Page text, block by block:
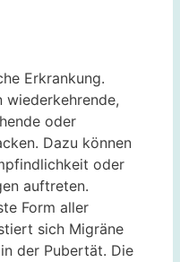
Erkrankung.
wiederkehrende,
oder
Dazu können
oder
auftreten.
Form aller
sich Migräne
der Pubertät. Die